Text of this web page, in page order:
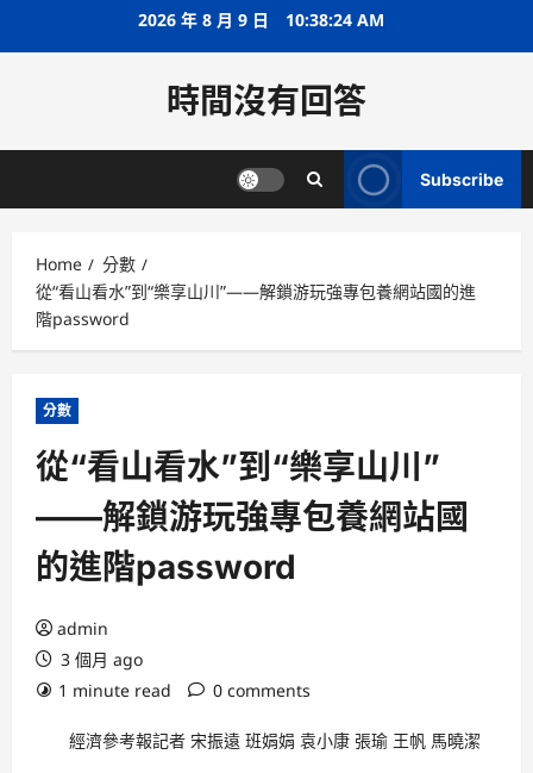
2026 年 8 月 9 日 10:38:25 AM
時間沒有回答
Subscribe
Home
分數
從“看山看水”到“樂享山川”——解鎖游玩強專包養網站國的進
階password
分數
從“看山看水”到“樂享山川”
——解鎖游玩強專包養網站國
的進階password
admin
3 個月 ago
1 minute read
0 comments
經濟參考報記者 宋振遠 班娟娟 袁小康 張瑜 王帆 馬曉潔